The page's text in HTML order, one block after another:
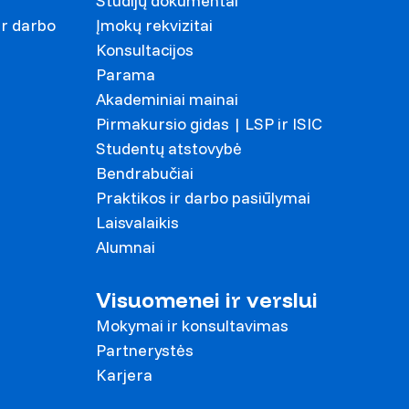
darbo
Įmokų rekvizitai
Konsultacijos
Parama
Akademiniai mainai
Pirmakursio gidas | LSP ir ISIC
Studentų atstovybė
Bendrabučiai
Praktikos ir darbo pasiūlymai
Laisvalaikis
Alumnai
Visuomenei ir verslui
Mokymai ir konsultavimas
Partnerystės
Karjera